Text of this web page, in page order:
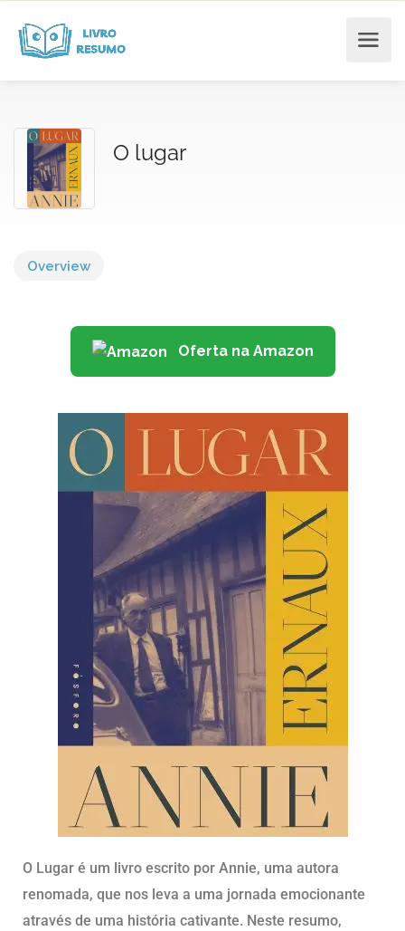
O lugar
Overview
Oferta na Amazon
O Lugar é um livro escrito por Annie, uma autora
renomada, que nos leva a uma jornada emocionante
através de uma história cativante. Neste resumo,